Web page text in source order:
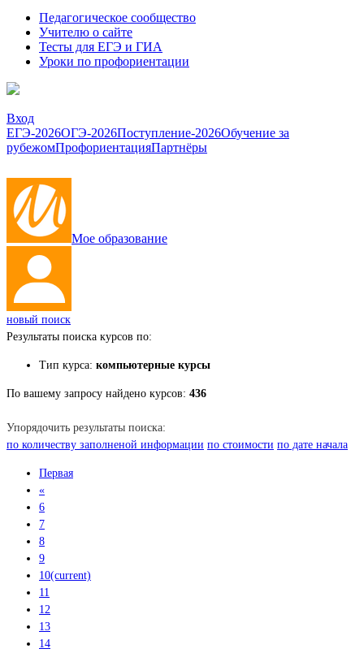
Педагогическое сообщество
Учителю о сайте
Тесты для ЕГЭ и ГИА
Уроки по профориентации
Вход
ЕГЭ-2026ОГЭ-2026Поступление-2026Обучение за
рубежомПрофориентацияПартнёры
Мое образование
новый поиск
Результаты поиска курсов по:
Тип курса: компьютерные курсы
По вашему запросу найдено курсов: 436
Упорядочить результаты поиска:
по количеству заполненой информации по стоимости по дате начала
Первая
«
6
7
8
9
10(current)
11
12
13
14